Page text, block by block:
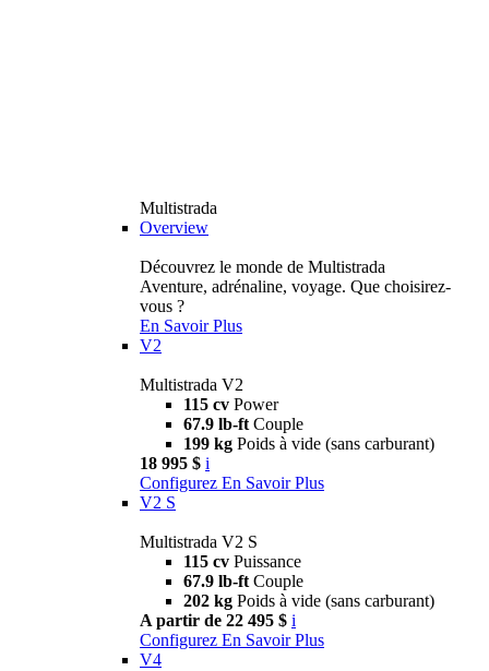
Multistrada
Overview
Découvrez le monde de Multistrada
Aventure, adrénaline, voyage. Que choisirez-
vous ?
En Savoir Plus
V2
Multistrada V2
115 cv Power
67.9 lb-ft Couple
199 kg Poids à vide (sans carburant)
18 995 $ i
Configurez En Savoir Plus
V2 S
Multistrada V2 S
115 cv Puissance
67.9 lb-ft Couple
202 kg Poids à vide (sans carburant)
A partir de 22 495 $ i
Configurez En Savoir Plus
V4